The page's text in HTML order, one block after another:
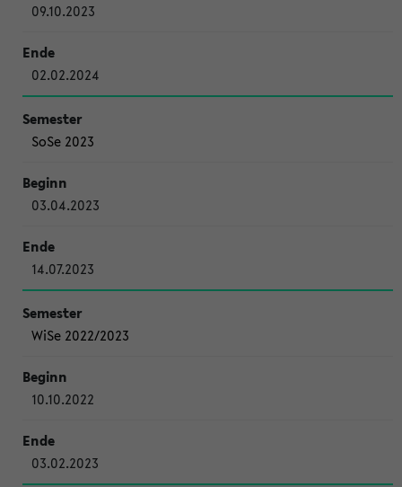
09.10.2023
02.02.2024
SoSe 2023
03.04.2023
14.07.2023
WiSe 2022/2023
10.10.2022
03.02.2023